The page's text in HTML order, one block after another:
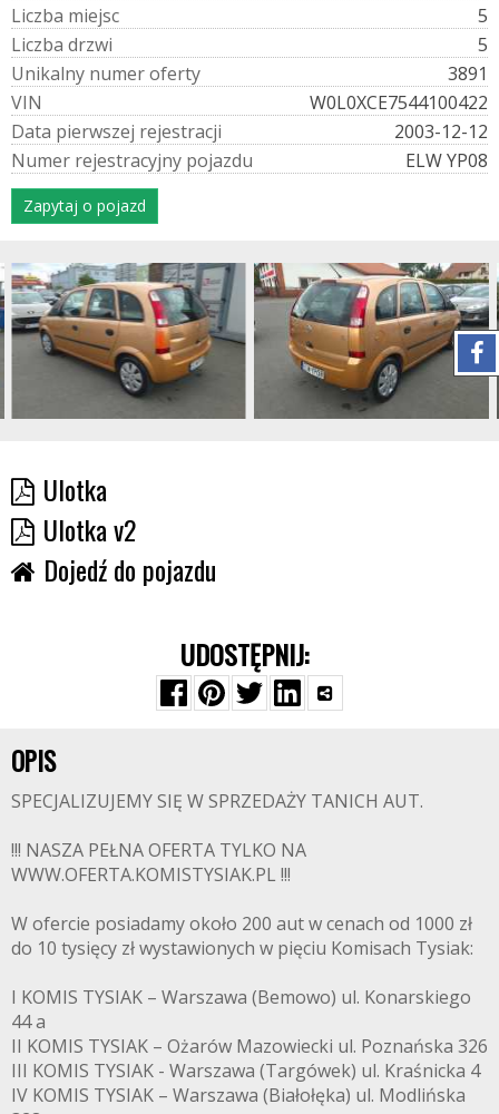
Liczba miejsc
5
Liczba drzwi
5
Unikalny numeroferty
3891
VIN
W0L0XCE7544100422
Data pierwszej rejestracji
2003-12-12
Numer rejestracyjny pojazdu ELW YP08
Zapytaj o pojazd
Ulotka
Ulotka v2
Dojedź do pojazdu
UDOSTĘPNIJ:
OPIS
SPECJALIZUJEMY SIĘ W SPRZEDAŻY TANICH AUT.
!!! NASZA PEŁNA OFERTA TYLKO NA
WWW.OFERTA.KOMISTYSIAK.PL !!!
W ofercie posiadamy około 200 aut w cenach od 1000 zł
do 10 tysięcy zł wystawionych w pięciu Komisach Tysiak:
I KOMIS TYSIAK – Warszawa (Bemowo) ul. Konarskiego
44 a
II KOMIS TYSIAK – Ożarów Mazowiecki ul. Poznańska 326
III KOMIS TYSIAK - Warszawa (Targówek) ul. Kraśnicka 4
IV KOMIS TYSIAK – Warszawa (Białołęka) ul. Modlińska